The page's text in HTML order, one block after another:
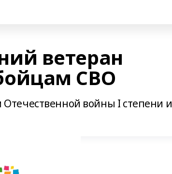
ветеран
СВО
войны I степени и